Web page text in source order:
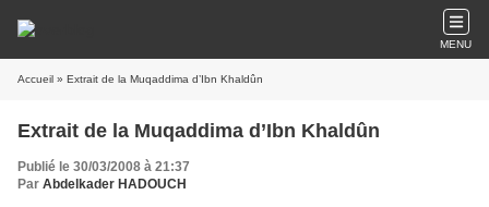
MENU
Accueil » Extrait de la Muqaddima d’Ibn Khaldûn
Extrait de la Muqaddima d’Ibn Khaldûn
Publié le 30/03/2008 à 21:37
Par Abdelkader HADOUCH